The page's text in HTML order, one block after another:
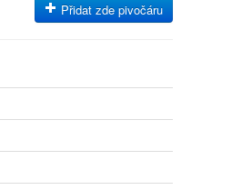
Přidat zde pivočáru